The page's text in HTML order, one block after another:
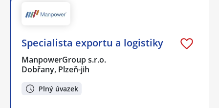
Specialista exportu a logistiky
ManpowerGroup s.r.o.
Dobřany, Plzeň-jih
Plný úvazek